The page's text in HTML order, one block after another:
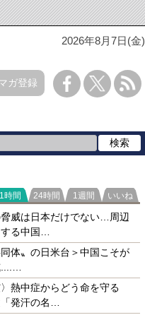
2026年8月7日(金)
ガ登録
ランキング
1時間 24時間 1週間 いいね
威は日本だけでない…周辺
る中国…
体〟の日米台＞中国こそが
〉熱中症からどう命を守る
発汗の名…